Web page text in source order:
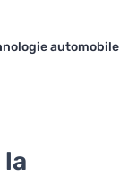
automobile